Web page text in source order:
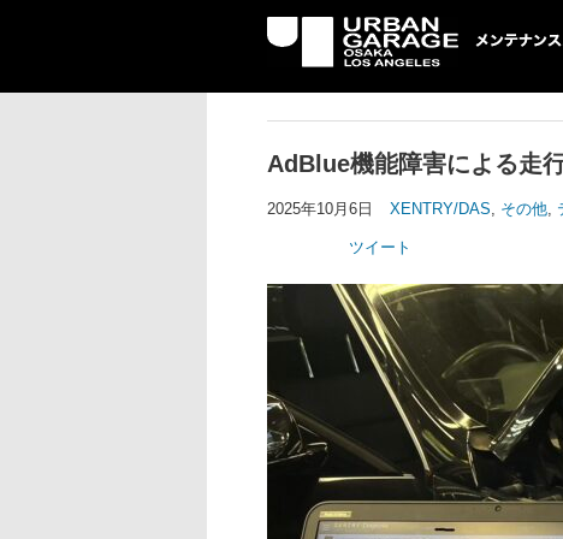
UG メンテナンス
AdBlue機能障害による走
2025年10月6日 XENTRY/DAS, その他,
ツイート